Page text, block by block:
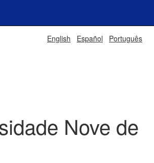
English Español Português
Nove de